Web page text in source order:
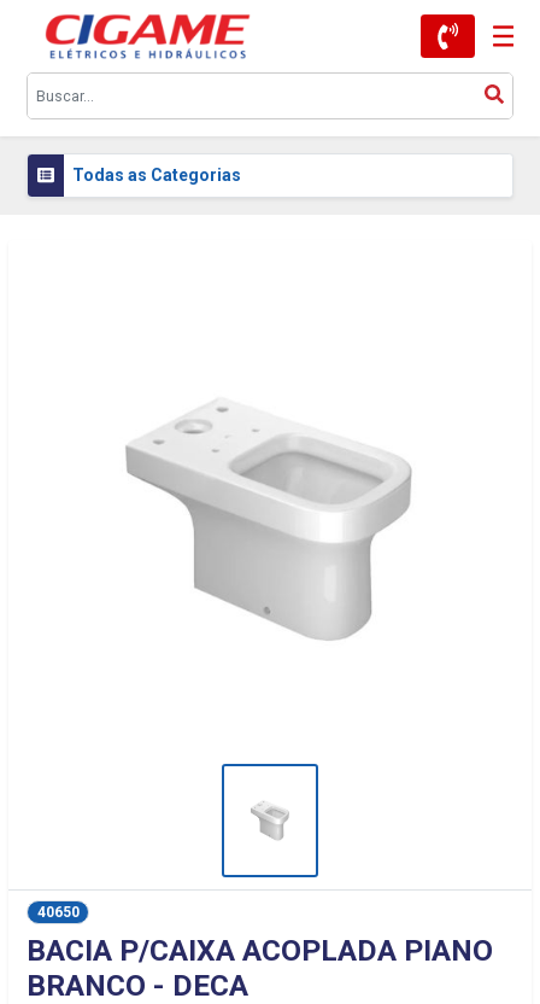
Todas as Categorias
40650
BACIA P/CAIXA ACOPLADA PIANO
BRANCO - DECA